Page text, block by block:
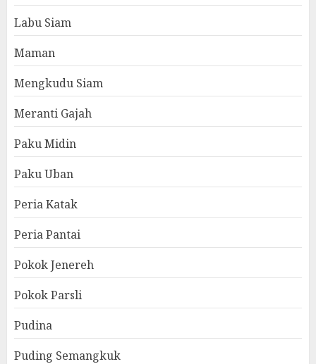
Labu Siam
Maman
Mengkudu Siam
Meranti Gajah
Paku Midin
Paku Uban
Peria Katak
Peria Pantai
Pokok Jenereh
Pokok Parsli
Pudina
Puding Semangkuk